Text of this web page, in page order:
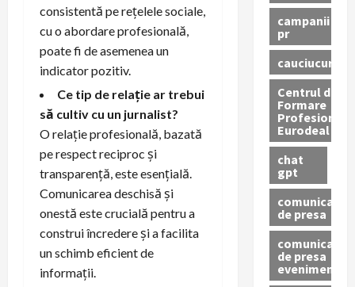
consistentă pe rețelele sociale,
cu o abordare profesională,
poate fi de asemenea un
indicator pozitiv.
Ce tip de relație ar trebui
să cultiv cu un jurnalist?
O relație profesională, bazată
pe respect reciproc și
transparență, este esențială.
Comunicarea deschisă și
onestă este crucială pentru a
construi încredere și a facilita
un schimb eficient de
informații.
campanii
pr
cauciucuri
Centrul de
Formare
Profesionala
Eurodeal
chat
gpt
comunicat
de presa
comunicat
de presa
eveniment